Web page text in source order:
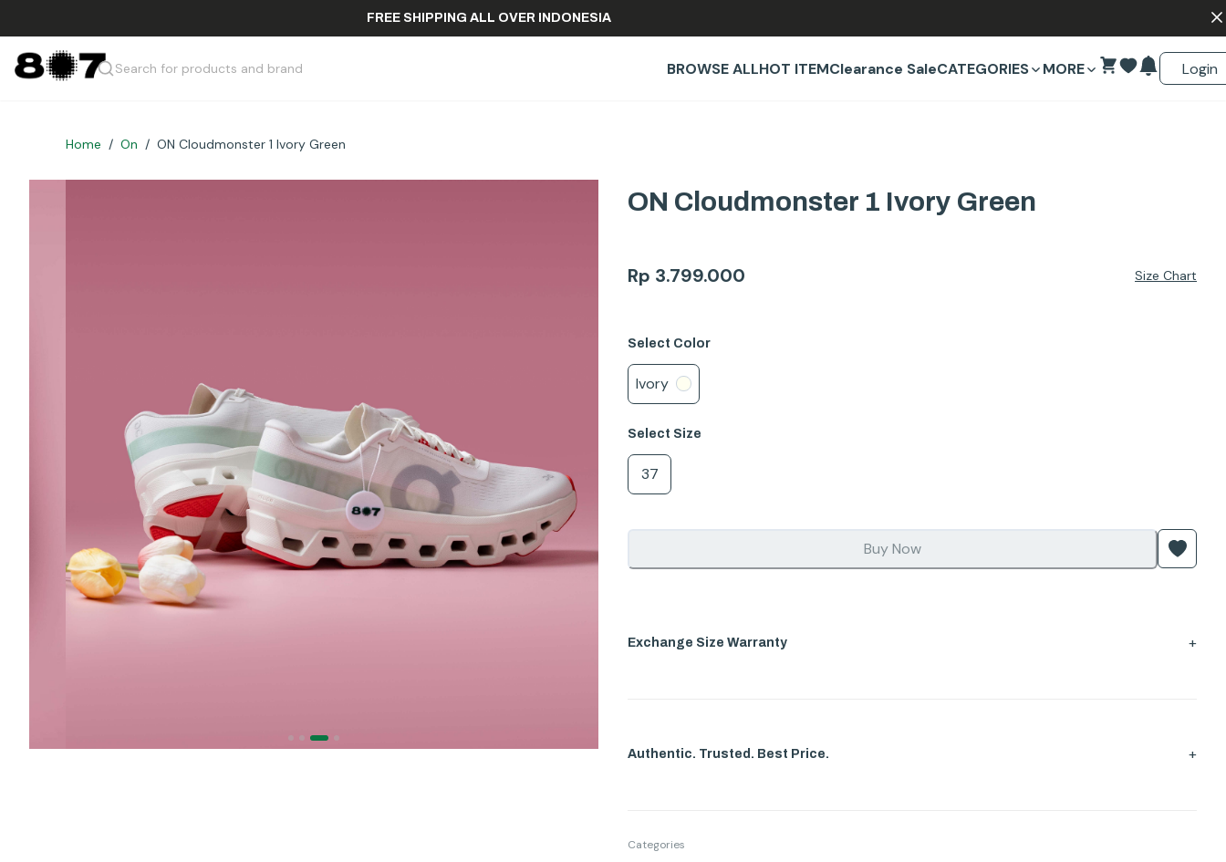
FREE SHIPPING ALL OVER INDONESIA
Search for products and brand BROWSE ALLHOT ITEMClearance SaleCATEGORIES MORE Login
Home / On / ON Cloudmonster 1 Ivory Green
ON Cloudmonster 1 Ivory Green
Rp 3.799.000 Size Chart
Select Color
Ivory
Select Size
37
Buy Now
Exchange Size Warranty +
Authentic. Trusted. Best Price. +
Categories